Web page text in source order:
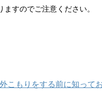
ますのでご注意ください。
こもりをする前に知って